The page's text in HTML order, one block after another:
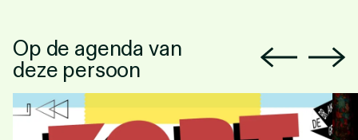
Op de agenda van
deze persoon